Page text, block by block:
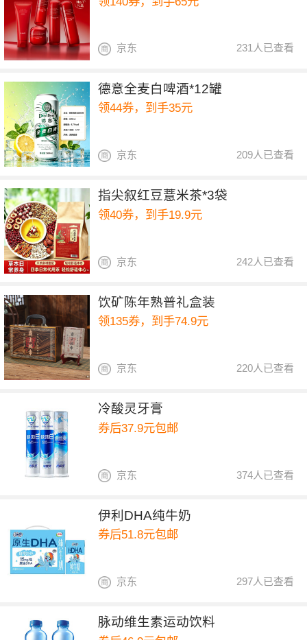
231人已查看
京东
德意全麦白啤酒*12罐
领44券，到手35元
209人已查看
京东
指尖叙红豆薏米茶*3袋
领40券，到手19.9元
242人已查看
京东
饮矿陈年熟普礼盒装
领135券，到手74.9元
220人已查看
京东
冷酸灵牙膏
券后37.9元包邮
374人已查看
京东
伊利DHA纯牛奶
券后51.8元包邮
297人已查看
京东
脉动维生素运动饮料